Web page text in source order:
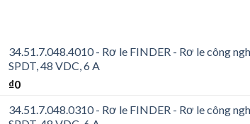
34.51.7.048.4010 - Rơ le FINDER - Rơ le công
SPDT, 48 VDC, 6 A
₫0
34.51.7.048.0310 - Rơ le FINDER - Rơ le công